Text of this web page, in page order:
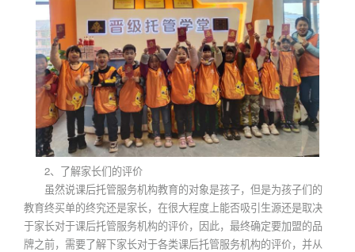
2、了解家长们的评价
虽然说课后托管服务机构教育的对象是孩子，但是为孩子们的
教育终买单的终究还是家长，在很大程度上能否吸引生源还是取决
于家长对于课后托管服务机构的评价，因此，最终确定要加盟的品
牌之前，需要了解下家长对于各类课后托管服务机构的评价，并从